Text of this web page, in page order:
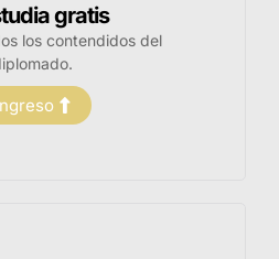
gratis
los contendidos del